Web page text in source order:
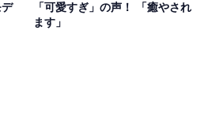
「可愛すぎ」の声！ 「癒やされ
ます」